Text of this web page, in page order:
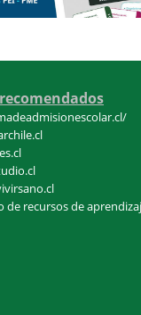
de recursos de